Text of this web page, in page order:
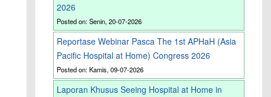
2026
Posted on: Senin, 20-07-2026
Reportase Webinar Pasca The 1st APHaH (Asia
Pacific Hospital at Home) Congress 2026
Posted on: Kamis, 09-07-2026
Laporan Khusus Seeing Hospital at Home in